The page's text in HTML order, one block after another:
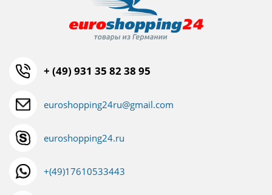
+ (49) 931 35 82 38 95
euroshopping24ru@gmail.com
euroshopping24.ru
+(49)17610533443